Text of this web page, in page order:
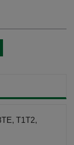
T1T2,